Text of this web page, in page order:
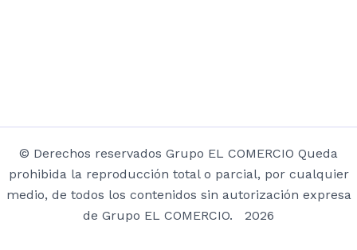
© Derechos reservados Grupo EL COMERCIO Queda
prohibida la reproducción total o parcial, por cualquier
medio, de todos los contenidos sin autorización expresa
de Grupo EL COMERCIO. 2026